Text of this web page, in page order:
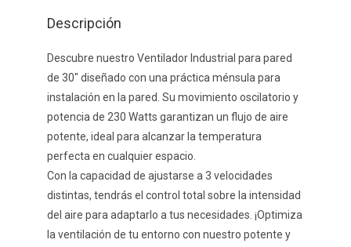
Descripción
Descubre nuestro Ventilador Industrial para pared
de 30″ diseñado con una práctica ménsula para
instalación en la pared. Su movimiento oscilatorio y
potencia de 230 Watts garantizan un flujo de aire
potente, ideal para alcanzar la temperatura
perfecta en cualquier espacio.
Con la capacidad de ajustarse a 3 velocidades
distintas, tendrás el control total sobre la intensidad
del aire para adaptarlo a tus necesidades. ¡Optimiza
la ventilación de tu entorno con nuestro potente y